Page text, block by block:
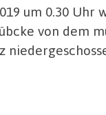
um 0.30 Uhr
von dem